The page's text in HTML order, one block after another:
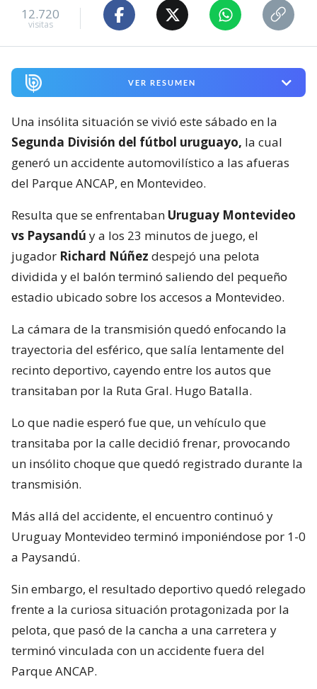
12.720
visitas
VER RESUMEN
Una insólita situación se vivió este sábado en la
Segunda División del fútbol uruguayo, la cual
generó un accidente automovilístico a las afueras
del Parque ANCAP, en Montevideo.
Resulta que se enfrentaban Uruguay Montevideo
vs Paysandú y a los 23 minutos de juego, el
jugador Richard Núñez despejó una pelota
dividida y el balón terminó saliendo del pequeño
estadio ubicado sobre los accesos a Montevideo.
La cámara de la transmisión quedó enfocando la
trayectoria del esférico, que salía lentamente del
recinto deportivo, cayendo entre los autos que
transitaban por la Ruta Gral. Hugo Batalla.
Lo que nadie esperó fue que, un vehículo que
transitaba por la calle decidió frenar, provocando
un insólito choque que quedó registrado durante la
transmisión.
Más allá del accidente, el encuentro continuó y
Uruguay Montevideo terminó imponiéndose por 1-0
a Paysandú.
Sin embargo, el resultado deportivo quedó relegado
frente a la curiosa situación protagonizada por la
pelota, que pasó de la cancha a una carretera y
terminó vinculada con un accidente fuera del
Parque ANCAP.